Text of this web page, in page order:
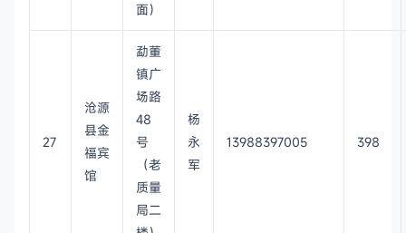
面）
27
沧源
县金
福宾
馆
勐董
镇广
场路
48
号
（老
质量
局二
杨
永
军
13988397005 398